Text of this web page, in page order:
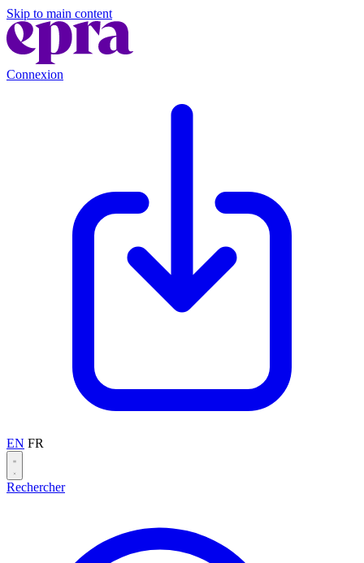
Skip to main content
Connexion
EN FR
Rechercher